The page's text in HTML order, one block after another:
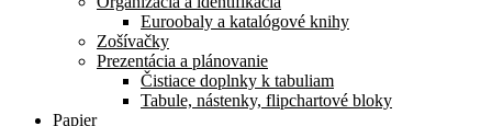
Euroobaly a katalógové knihy
Zošívačky
Prezentácia a plánovanie
Čistiace doplnky k tabuliam
Tabule, nástenky, flipchartové bloky
Papier